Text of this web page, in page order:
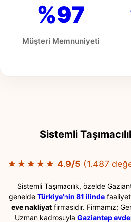
%97
Müşteri Memnuniyeti
Sistemli
★★★★★ 4.9/5 (1.487
Sistemli Taşımacılık, özelde
genelde Türkiye’nin 81 ilindefaaliyet
eve nakliyatfirmasıdır. Firmamız;
Uzman kadrosuyla Gaziantep